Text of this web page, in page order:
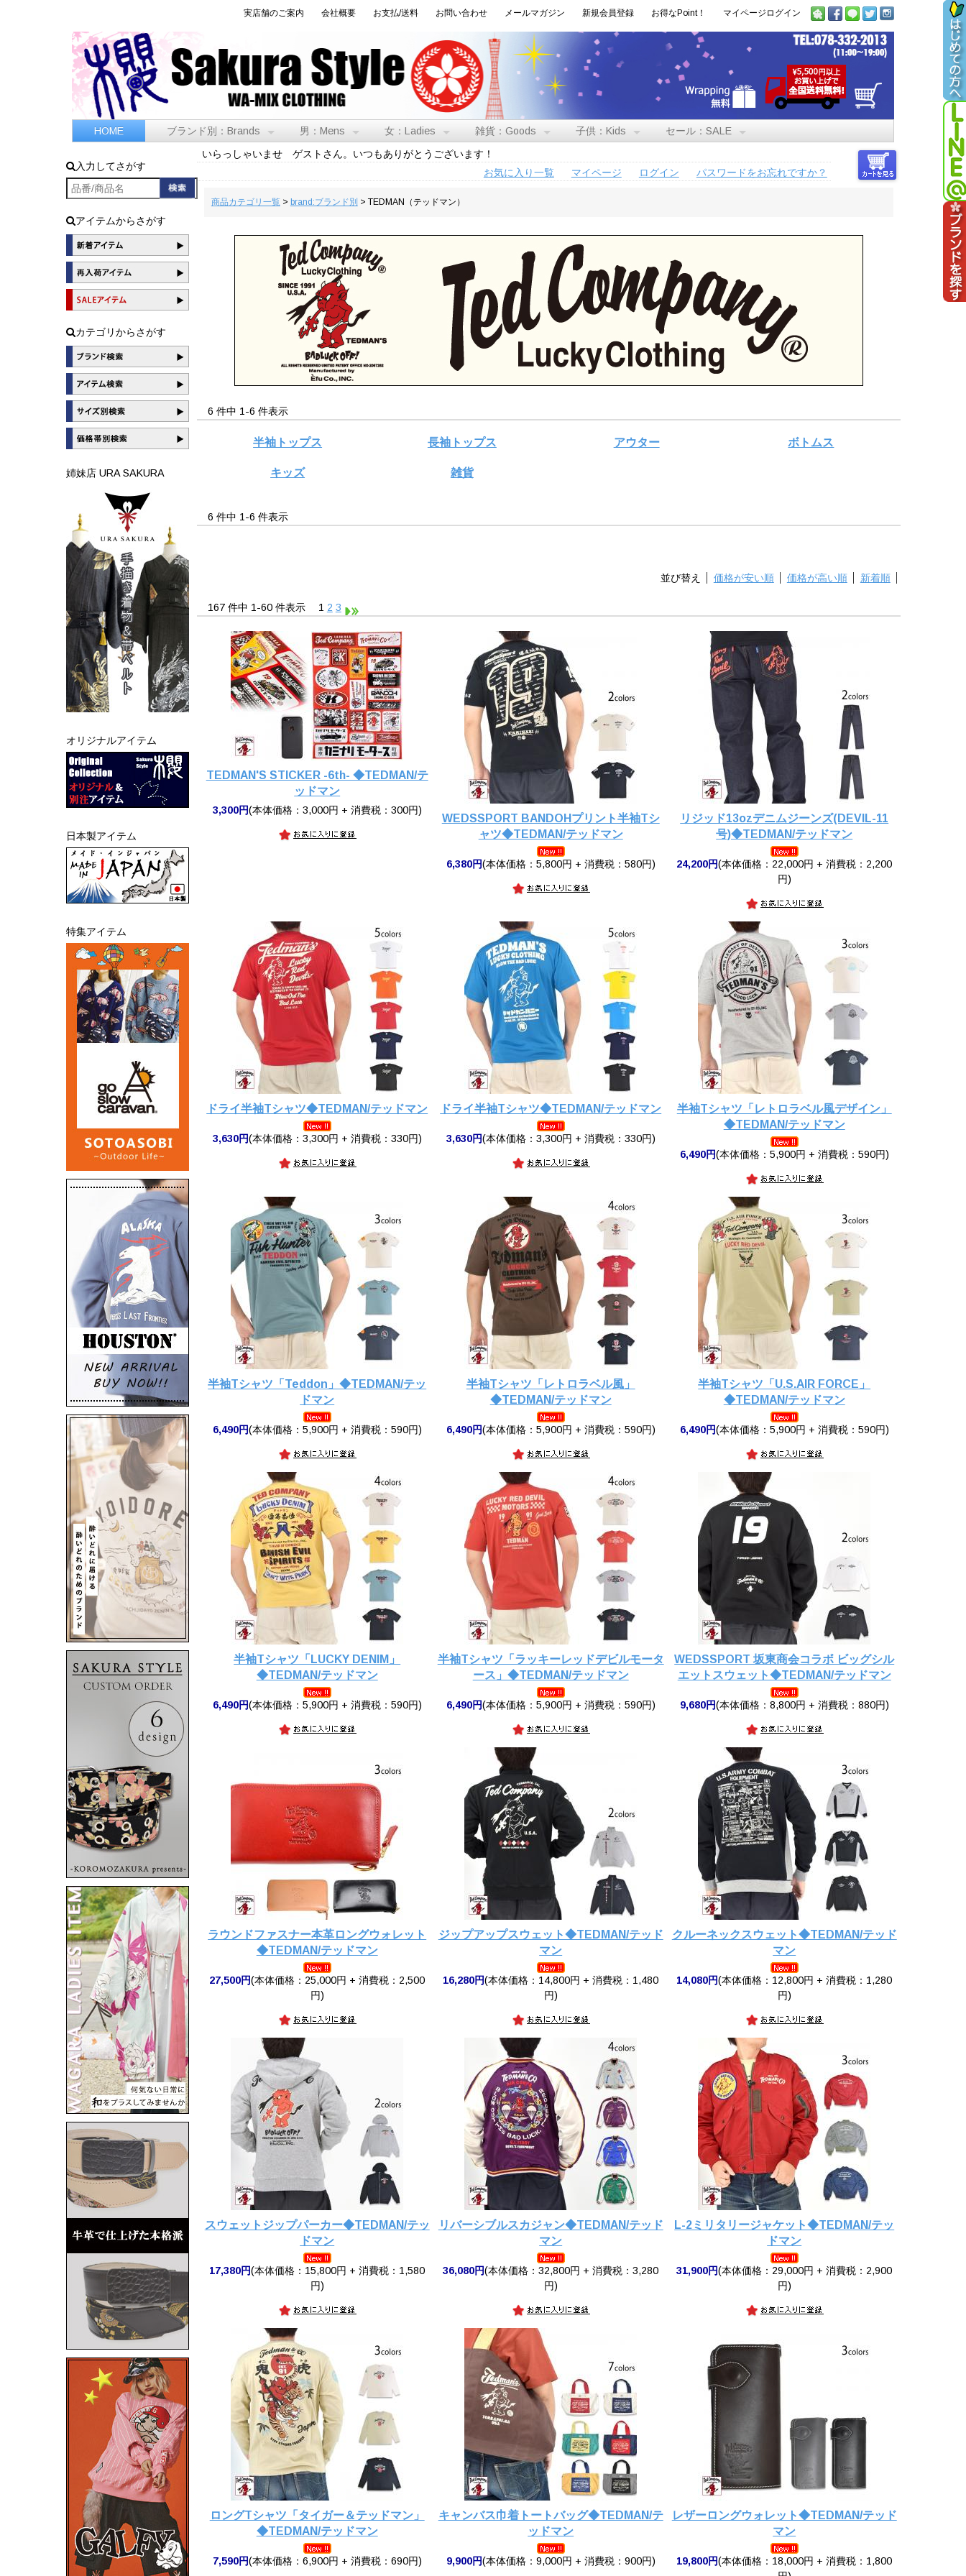
実店舗のご案内 会社概要 お支払/送料 お問い合わせ メールマガジン 新規会員登録 お得なPoint！ マイページログイン
HOME ブランド別：Brands 男：Mens 女：Ladies 雑貨：Goods 子供：Kids セール：SALE
入力してさがす
アイテムからさがす
カテゴリからさがす
姉妹店 URA SAKURA
オリジナルアイテム
日本製アイテム
特集アイテム
いらっしゃいませ ゲストさん。いつもありがとうございます！
お気に入り一覧
マイページ ログイン パスワードをお忘れですか？
商品カテゴリ一覧> brand:ブランド別 > TEDMAN（テッドマン）
6 件中 1-6 件表示
半袖トップス 長袖トップス アウター ボトムス
キッズ 雑貨
6 件中 1-6 件表示
並び替え 価格が安い順 価格が高い順 新着順
167 件中 1-60 件表示 1 2 3
TEDMAN'S STICKER -6th- ◆TEDMAN/テ
ッドマン
3,300円(本体価格：3,000円 + 消費税：300円)
WEDSSPORT BANDOHプリント半袖Tシ
ャツ◆TEDMAN/テッドマン
6,380円(本体価格：5,800円 + 消費税：580円)
リジッド13ozデニムジーンズ(DEVIL-11
号)◆TEDMAN/テッドマン
24,200円(本体価格：22,000円 + 消費税：2,200
円)
ドライ半袖Tシャツ◆TEDMAN/テッドマン
3,630円(本体価格：3,300円 + 消費税：330円)
ドライ半袖Tシャツ◆TEDMAN/テッドマン
3,630円(本体価格：3,300円 + 消費税：330円)
半袖Tシャツ「レトロラベル風デザイン」
◆TEDMAN/テッドマン
6,490円(本体価格：5,900円 + 消費税：590円)
半袖Tシャツ「Teddon」◆TEDMAN/テッ
ドマン
6,490円(本体価格：5,900円 + 消費税：590円)
半袖Tシャツ「レトロラベル風」
◆TEDMAN/テッドマン
6,490円(本体価格：5,900円 + 消費税：590円)
半袖Tシャツ「U.S.AIR FORCE」
◆TEDMAN/テッドマン
6,490円(本体価格：5,900円 + 消費税：590円)
半袖Tシャツ「LUCKY DENIM」
◆TEDMAN/テッドマン
6,490円(本体価格：5,900円 + 消費税：590円)
半袖Tシャツ「ラッキーレッドデビルモータ
ース」◆TEDMAN/テッドマン
6,490円(本体価格：5,900円 + 消費税：590円)
WEDSSPORT 坂東商会コラボ ビッグシル
エットスウェット◆TEDMAN/テッドマン
9,680円(本体価格：8,800円 + 消費税：880円)
ラウンドファスナー本革ロングウォレット
◆TEDMAN/テッドマン
27,500円(本体価格：25,000円 + 消費税：2,500
円)
ジップアップスウェット◆TEDMAN/テッド
マン
16,280円(本体価格：14,800円 + 消費税：1,480
円)
クルーネックスウェット◆TEDMAN/テッド
マン
14,080円(本体価格：12,800円 + 消費税：1,280
円)
スウェットジップパーカー◆TEDMAN/テッ
ドマン
17,380円(本体価格：15,800円 + 消費税：1,580
円)
リバーシブルスカジャン◆TEDMAN/テッド
マン
36,080円(本体価格：32,800円 + 消費税：3,280
円)
L-2ミリタリージャケット◆TEDMAN/テッ
ドマン
31,900円(本体価格：29,000円 + 消費税：2,900
円)
ロングTシャツ「タイガー＆テッドマン」
◆TEDMAN/テッドマン
7,590円(本体価格：6,900円 + 消費税：690円)
キャンバス巾着トートバッグ◆TEDMAN/テ
ッドマン
9,900円(本体価格：9,000円 + 消費税：900円)
レザーロングウォレット◆TEDMAN/テッド
マン
19,800円(本体価格：18,000円 + 消費税：1,800